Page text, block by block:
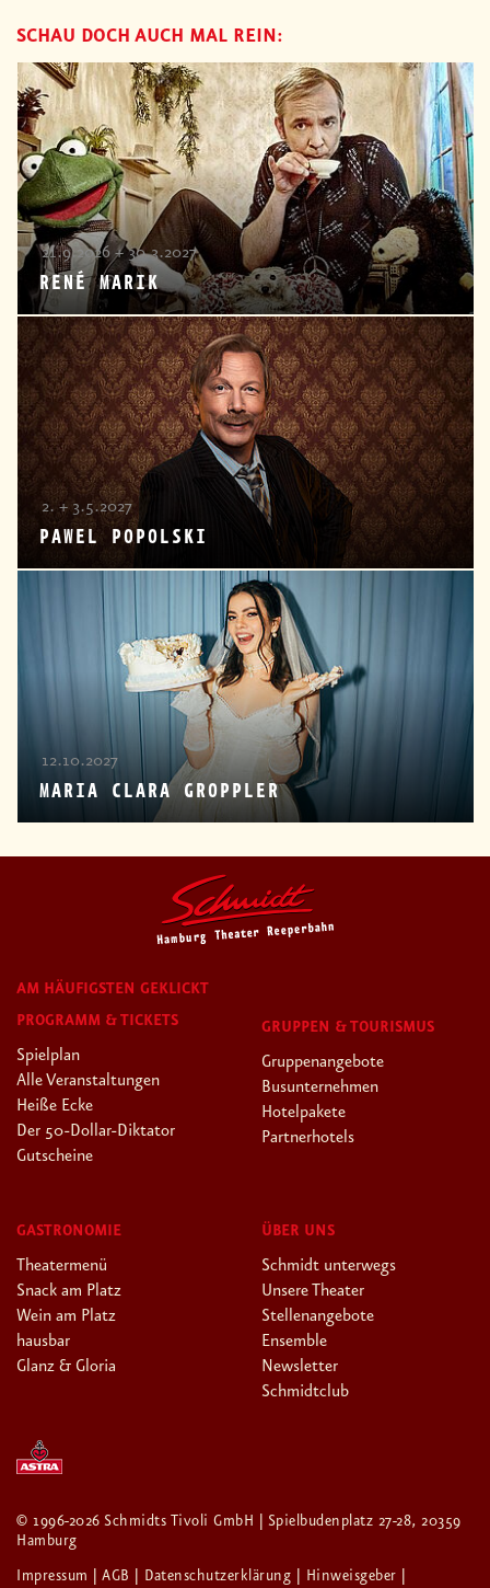
SCHAU DOCH AUCH MAL REIN:
21.9.2026 + 30.3.2027
RENÉ MARIK
2. + 3.5.2027
PAWEL POPOLSKI
12.10.2027
MARIA CLARA GROPPLER
AM HÄUFIGSTEN GEKLICKT
PROGRAMM & TICKETS
Spielplan
Alle Veranstaltungen
Heiße Ecke
Der 50-Dollar-Diktator
Gutscheine
GRUPPEN & TOURISMUS
Gruppenangebote
Busunternehmen
Hotelpakete
Partnerhotels
GASTRONOMIE
Theatermenü
Snack am Platz
Wein am Platz
hausbar
Glanz & Gloria
ÜBER UNS
Schmidt unterwegs
Unsere Theater
Stellenangebote
Ensemble
Newsletter
Schmidtclub
© 1996-2026 Schmidts Tivoli GmbH | Spielbudenplatz 27-28, 20359
Hamburg
Impressum
| AGB | Datenschutzerklärung | Hinweisgeber